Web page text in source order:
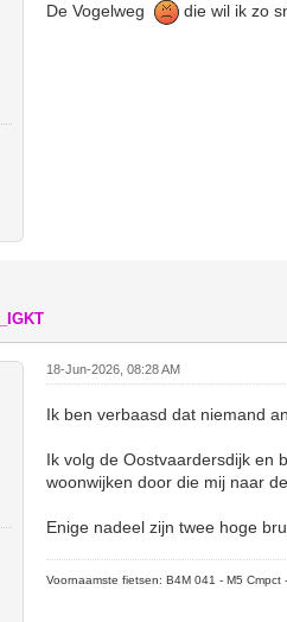
De Vogelweg die wil ik zo
18-Jun-2026, 08:28 AM
Ik ben verbaasd dat niemand
Ik volg de Oostvaardersdijk en
woonwijken door die mij naar
Enige nadeel zijn twee hoge
Voornaamste fietsen: B4M 041 - M5